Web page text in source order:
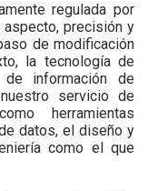
regulada por
precisión y
de modificación
la tecnología de
información de
servicio de
herramientas
datos, el diseño y
como el que